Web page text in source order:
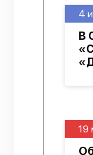
19
4
В